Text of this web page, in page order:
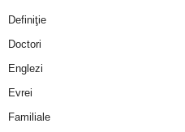
Definiţie
Doctori
Englezi
Evrei
Familiale